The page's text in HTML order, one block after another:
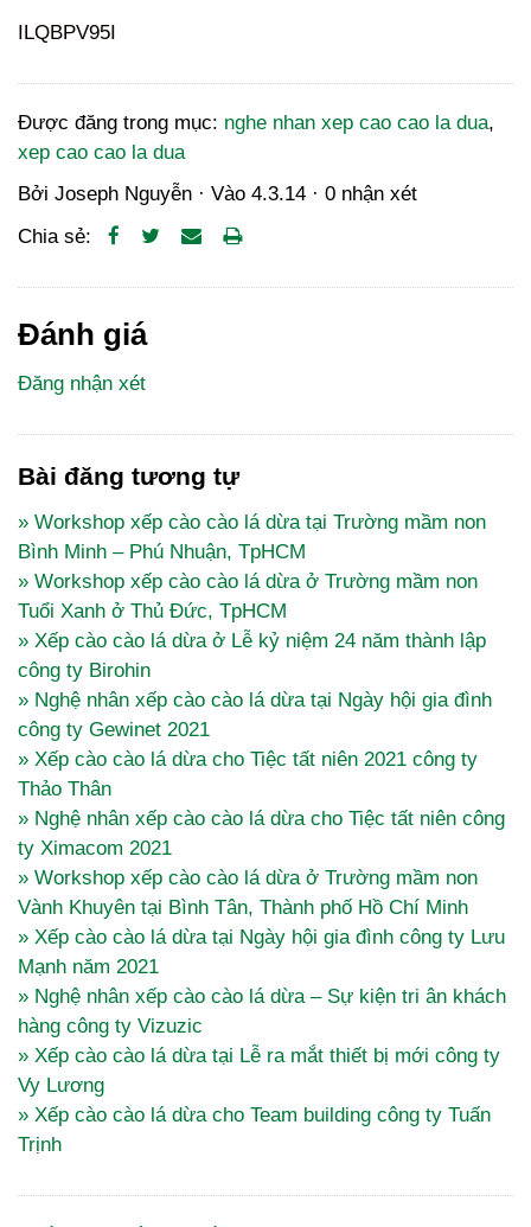
ILQBPV95I
Được đăng trong mục: nghe nhan xep cao cao la dua,
xep cao cao la dua
Bởi Joseph Nguyễn · Vào 4.3.14 · 0 nhận xét
Chia sẻ:
Đánh giá
Đăng nhận xét
Bài đăng tương tự
» Workshop xếp cào cào lá dừa tại Trường mầm non
Bình Minh – Phú Nhuận, TpHCM
» Workshop xếp cào cào lá dừa ở Trường mầm non
Tuổi Xanh ở Thủ Đức, TpHCM
» Xếp cào cào lá dừa ở Lễ kỷ niệm 24 năm thành lập
công ty Birohin
» Nghệ nhân xếp cào cào lá dừa tại Ngày hội gia đình
công ty Gewinet 2021
» Xếp cào cào lá dừa cho Tiệc tất niên 2021 công ty
Thảo Thân
» Nghệ nhân xếp cào cào lá dừa cho Tiệc tất niên công
ty Ximacom 2021
» Workshop xếp cào cào lá dừa ở Trường mầm non
Vành Khuyên tại Bình Tân, Thành phố Hồ Chí Minh
» Xếp cào cào lá dừa tại Ngày hội gia đình công ty Lưu
Mạnh năm 2021
» Nghệ nhân xếp cào cào lá dừa – Sự kiện tri ân khách
hàng công ty Vizuzic
» Xếp cào cào lá dừa tại Lễ ra mắt thiết bị mới công ty
Vy Lương
» Xếp cào cào lá dừa cho Team building công ty Tuấn
Trịnh